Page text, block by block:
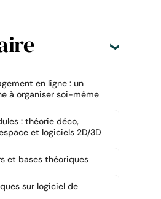
en ligne : un
à organiser soi-même
: théorie déco,
et logiciels 2D/3D
et bases théoriques
sur logiciel de